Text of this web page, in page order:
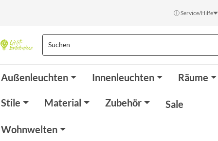
ⓘ Service/Hilfe
Außenleuchten Innenleuchten Räume
Stile Material Zubehör Sale
Wohnwelten